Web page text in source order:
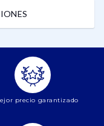
precio garantizado